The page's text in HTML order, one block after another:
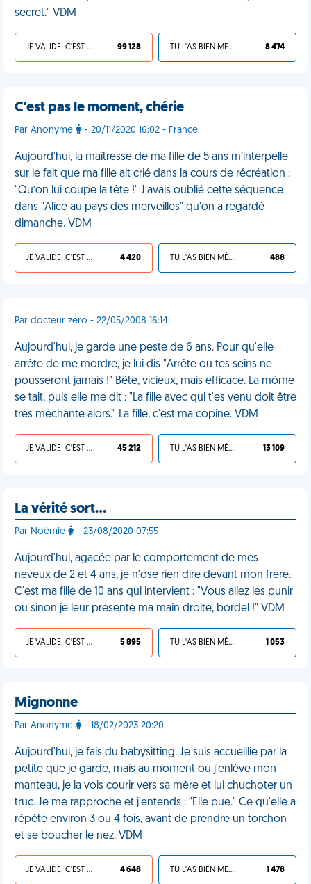
secret." VDM
JE VALIDE, C'EST UNE VDM 99 128 TU L'AS BIEN MÉRITÉ 8 474
C'est pas le moment, chérie
Par Anonyme - 20/11/2020 16:02 - France
Aujourd'hui, la maîtresse de ma fille de 5 ans m’interpelle
sur le fait que ma fille ait crié dans la cours de récréation :
"Qu’on lui coupe la tête !" J’avais oublié cette séquence
dans "Alice au pays des merveilles" qu’on a regardé
dimanche. VDM
JE VALIDE, C'EST UNE VDM 4 420 TU L'AS BIEN MÉRITÉ 488
Par docteur zero - 22/05/2008 16:14
Aujourd'hui, je garde une peste de 6 ans. Pour qu'elle
arrête de me mordre, je lui dis "Arrête ou tes seins ne
pousseront jamais !" Bête, vicieux, mais efficace. La môme
se tait, puis elle me dit : "La fille avec qui t'es venu doit être
très méchante alors." La fille, c'est ma copine. VDM
JE VALIDE, C'EST UNE VDM 45 212 TU L'AS BIEN MÉRITÉ 13 109
La vérité sort…
Par Noémie - 23/08/2020 07:55
Aujourd'hui, agacée par le comportement de mes
neveux de 2 et 4 ans, je n'ose rien dire devant mon frère.
C'est ma fille de 10 ans qui intervient : "Vous allez les punir
ou sinon je leur présente ma main droite, bordel !" VDM
JE VALIDE, C'EST UNE VDM 5 895 TU L'AS BIEN MÉRITÉ 1 053
Mignonne
Par Anonyme - 18/02/2023 20:20
Aujourd'hui, je fais du babysitting. Je suis accueillie par la
petite que je garde, mais au moment où j'enlève mon
manteau, je la vois courir vers sa mère et lui chuchoter un
truc. Je me rapproche et j'entends : "Elle pue." Ce qu'elle a
répété environ 3 ou 4 fois, avant de prendre un torchon
et se boucher le nez. VDM
JE VALIDE, C'EST UNE VDM 4 648 TU L'AS BIEN MÉRITÉ 1 478